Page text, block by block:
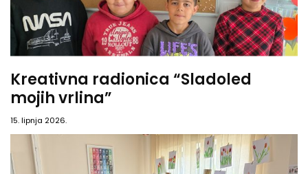
Kreativna radionica “Sladoled
mojih vrlina”
15. lipnja 2026.